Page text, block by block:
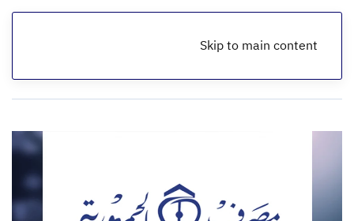
Skip to main content
الرئيسية